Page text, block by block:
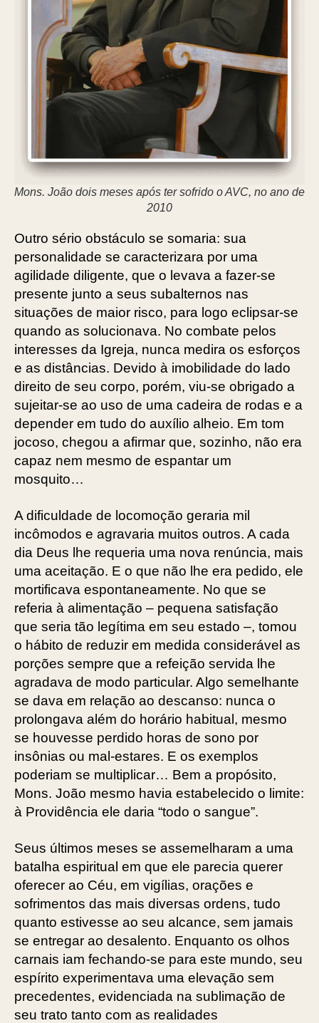
Mons. João dois meses após ter sofrido o AVC, no ano de
2010
Outro sério obstáculo se somaria: sua
personalidade se caracterizara por uma
agilidade diligente, que o levava a fazer-se
presente junto a seus subalternos nas
situações de maior risco, para logo eclipsar-se
quando as solucionava. No combate pelos
interesses da Igreja, nunca medira os esforços
e as distâncias. Devido à imobilidade do lado
direito de seu corpo, porém, viu-se obrigado a
sujeitar-se ao uso de uma cadeira de rodas e a
depender em tudo do auxílio alheio. Em tom
jocoso, chegou a afirmar que, sozinho, não era
capaz nem mesmo de espantar um
mosquito…
A dificuldade de locomoção geraria mil
incômodos e agravaria muitos outros. A cada
dia Deus lhe requeria uma nova renúncia, mais
uma aceitação. E o que não lhe era pedido, ele
mortificava espontaneamente. No que se
referia à alimentação – pequena satisfação
que seria tão legítima em seu estado –, tomou
o hábito de reduzir em medida considerável as
porções sempre que a refeição servida lhe
agradava de modo particular. Algo semelhante
se dava em relação ao descanso: nunca o
prolongava além do horário habitual, mesmo
se houvesse perdido horas de sono por
insônias ou mal-estares. E os exemplos
poderiam se multiplicar… Bem a propósito,
Mons. João mesmo havia estabelecido o limite:
à Providência ele daria “todo o sangue”.
Seus últimos meses se assemelharam a uma
batalha espiritual em que ele parecia querer
oferecer ao Céu, em vigílias, orações e
sofrimentos das mais diversas ordens, tudo
quanto estivesse ao seu alcance, sem jamais
se entregar ao desalento. Enquanto os olhos
carnais iam fechando-se para este mundo, seu
espírito experimentava uma elevação sem
precedentes, evidenciada na sublimação de
seu trato tanto com as realidades